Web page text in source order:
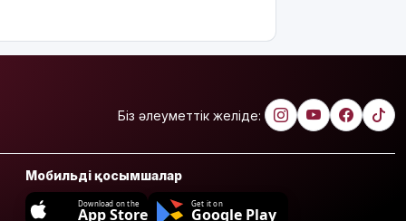
Біз әлеуметтік желіде:
Мобильді қосымшалар
Download on the
App Store
Get it on
Google Play